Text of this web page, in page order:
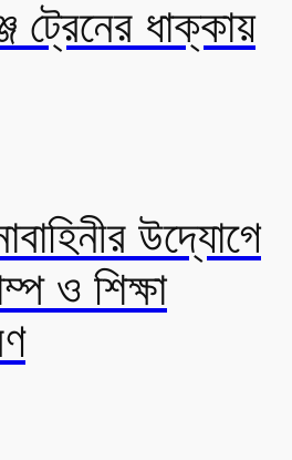
ট্রেনের ধাক্কায়
উদ্যোগে
ও শিক্ষা